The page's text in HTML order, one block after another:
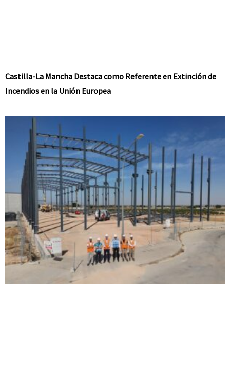
Castilla-La Mancha Destaca como Referente en Extinción de
Incendios en la Unión Europea